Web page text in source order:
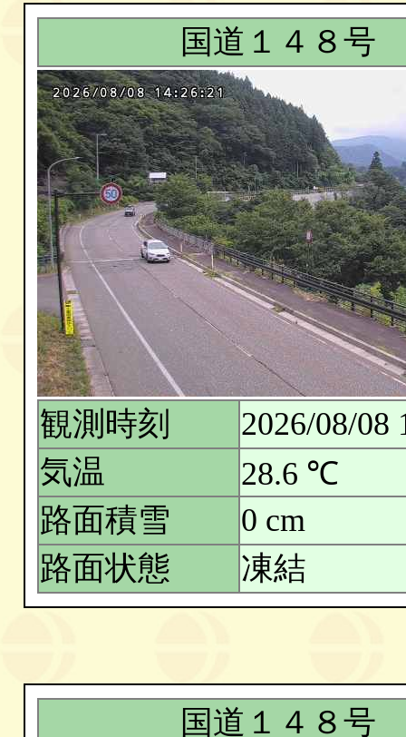
国道１４８号
観測時刻
2026/08/08
気温
28.6 ℃
路面積雪
0 cm
路面状態
凍結
国道１４８号